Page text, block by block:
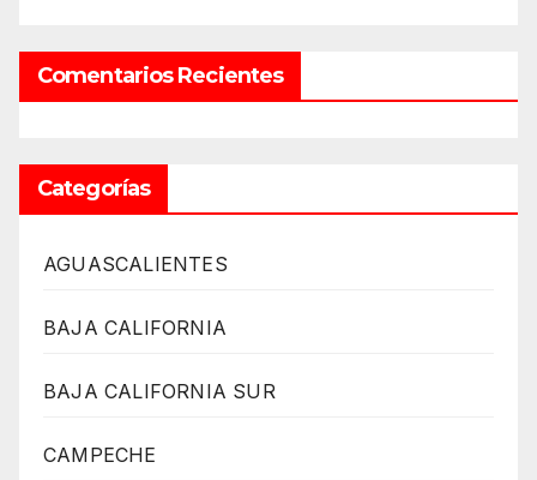
Comentarios Recientes
Categorías
AGUASCALIENTES
BAJA CALIFORNIA
BAJA CALIFORNIA SUR
CAMPECHE